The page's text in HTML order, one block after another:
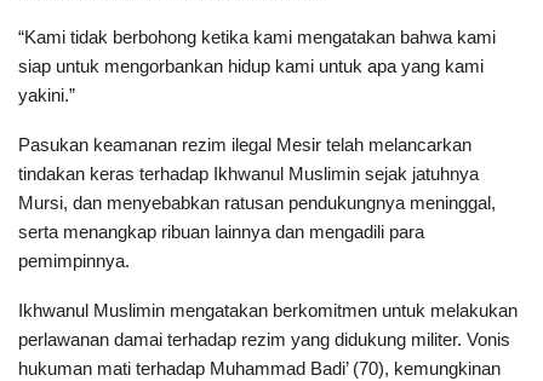
“Kami tidak berbohong ketika kami mengatakan bahwa kami
siap untuk mengorbankan hidup kami untuk apa yang kami
yakini.”
Pasukan keamanan rezim ilegal Mesir telah melancarkan
tindakan keras terhadap Ikhwanul Muslimin sejak jatuhnya
Mursi, dan menyebabkan ratusan pendukungnya meninggal,
serta menangkap ribuan lainnya dan mengadili para
pemimpinnya.
Ikhwanul Muslimin mengatakan berkomitmen untuk melakukan
perlawanan damai terhadap rezim yang didukung militer. Vonis
hukuman mati terhadap Muhammad Badi’ (70), kemungkinan